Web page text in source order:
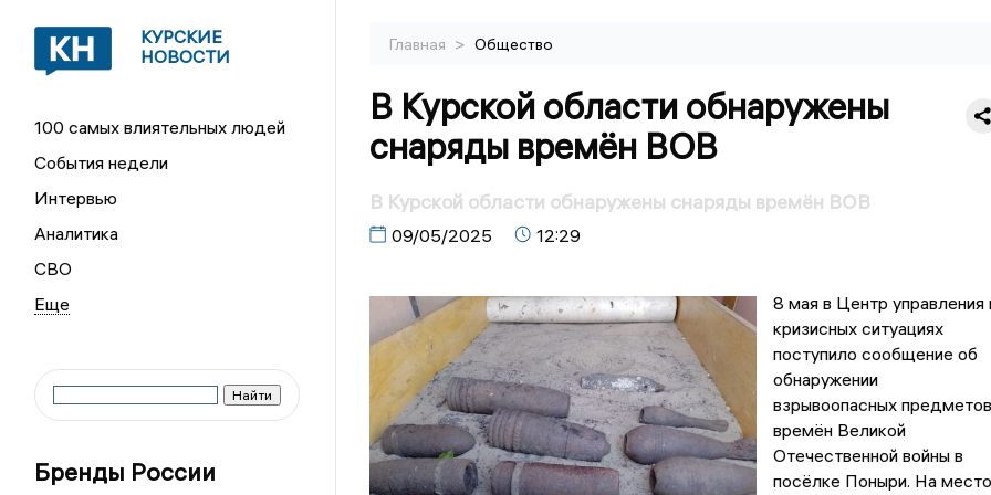
КУРСКИЕ
НОВОСТИ
100 самых влиятельных людей
События недели
Интервью
Аналитика
СВО
Бренды России
Главная > Общество
В Курской области обнаружены
снаряды времён ВОВ
В Курской области обнаружены снаряды времён ВОВ
09/05/2025 12:29
8 мая в Центр управления
кризисных ситуациях
поступило сообщение об
обнаружении
взрывоопасных предметов
времён Великой
Отечественной войны в
посёлке Поныри. На место